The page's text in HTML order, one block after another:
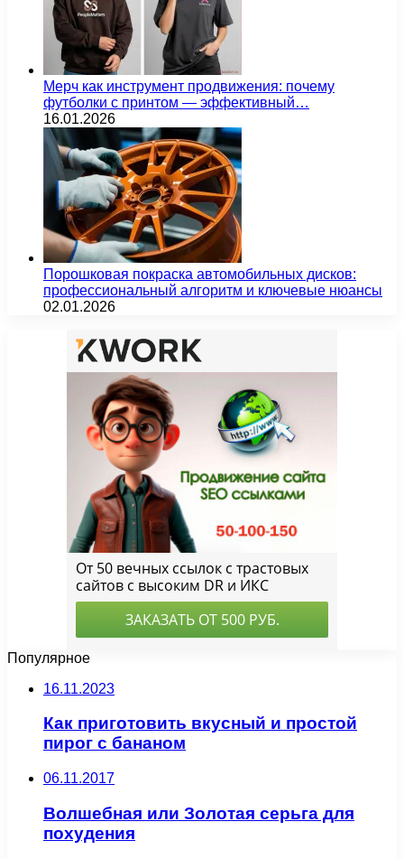
Мерч как инструмент продвижения: почему
футболки с принтом — эффективный…
16.01.2026
Порошковая покраска автомобильных дисков:
профессиональный алгоритм и ключевые нюансы
02.01.2026
Популярное
16.11.2023
Как приготовить вкусный и простой
пирог с бананом
06.11.2017
Волшебная или Золотая серьга для
похудения